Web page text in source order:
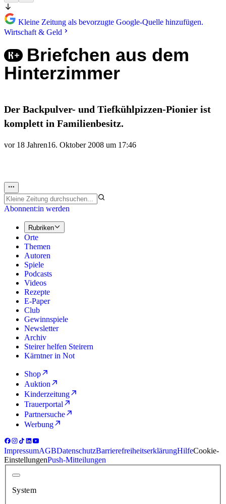
Kleine Zeitung als bevorzugte Google-Quelle hinzufügen.
Wirtschaft & Geld
Briefchen aus dem
Hinterzimmer
Der Backpulver- und Tiefkühlpizzen-Pionier ist
komplett in Familienbesitz.
vor 18 Jahren16. Oktober 2008 um 17:46
Abonnent:in werden
Rubriken
Orte
Themen
Autoren
Spiele
Podcasts
Videos
Rezepte
E-Paper
Club
Gewinnspiele
Newsletter
Archiv
Steirer helfen Steirern
Kärntner in Not
Shop
Auktion
Kinderzeitung
Trauerportal
Partnersuche
Werbung
ImpressumAGBDatenschutzBarrierefreiheitserklärungHilfeCookie-
EinstellungenPush-Mitteilungen
System